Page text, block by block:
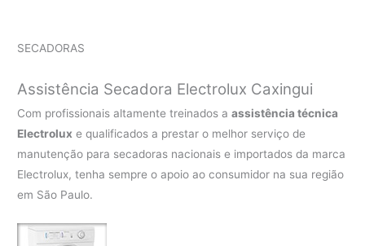
SECADORAS
Assistência Secadora Electrolux Caxingui
Com profissionais altamente treinados aassistência técnica
Electrolux e qualificados a prestar o melhor serviço de
manutenção para secadoras nacionais e importados da marca
Electrolux, tenha sempre o apoio ao consumidor na sua região
em São Paulo.